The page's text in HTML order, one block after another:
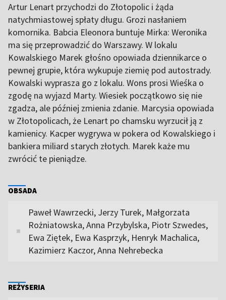
Artur Lenart przychodzi do Złotopolic i żąda
natychmiastowej spłaty długu. Grozi nasłaniem
komornika. Babcia Eleonora buntuje Mirka: Weronika
ma się przeprowadzić do Warszawy. W lokalu
Kowalskiego Marek głośno opowiada dziennikarce o
pewnej grupie, która wykupuje ziemię pod autostrady.
Kowalski wyprasza go z lokalu. Wons prosi Wieśka o
zgodę na wyjazd Marty. Wiesiek początkowo się nie
zgadza, ale później zmienia zdanie. Marcysia opowiada
w Złotopolicach, że Lenart po chamsku wyrzucił ją z
kamienicy. Kacper wygrywa w pokera od Kowalskiego i
bankiera miliard starych złotych. Marek każe mu
zwrócić te pieniądze.
OBSADA
Paweł Wawrzecki, Jerzy Turek, Małgorzata
Rożniatowska, Anna Przybylska, Piotr Szwedes,
Ewa Ziętek, Ewa Kasprzyk, Henryk Machalica,
Kazimierz Kaczor, Anna Nehrebecka
REŻYSERIA